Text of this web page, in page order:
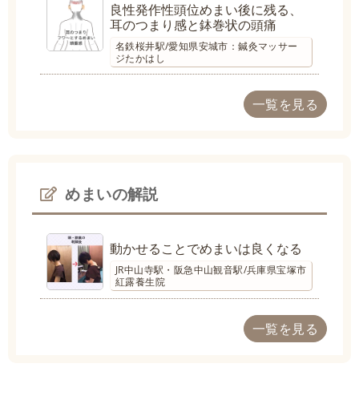
良性発作性頭位めまい後に残る、
耳のつまり感と鉢巻状の頭痛
名鉄桜井駅/愛知県安城市：鍼灸マッサー
ジたかはし
一覧を見る
めまいの解説
動かせることでめまいは良くなる
JR中山寺駅・阪急中山観音駅/兵庫県宝塚市
紅露養生院
一覧を見る